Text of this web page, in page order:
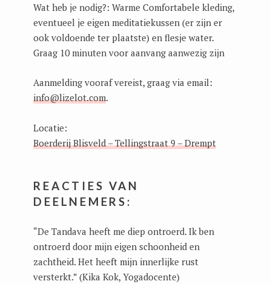
Wat heb je nodig?: Warme Comfortabele kleding,
eventueel je eigen meditatiekussen (er zijn er
ook voldoende ter plaatste) en flesje water.
Graag 10 minuten voor aanvang aanwezig zijn
Aanmelding vooraf vereist, graag via email:
info@lizelot.com.
Locatie:
Boerderij Blisveld – Tellingstraat 9 – Drempt
REACTIES VAN
DEELNEMERS:
“De Tandava heeft me diep ontroerd. Ik ben
ontroerd door mijn eigen schoonheid en
zachtheid. Het heeft mijn innerlijke rust
versterkt.” (Kika Kok, Yogadocente)